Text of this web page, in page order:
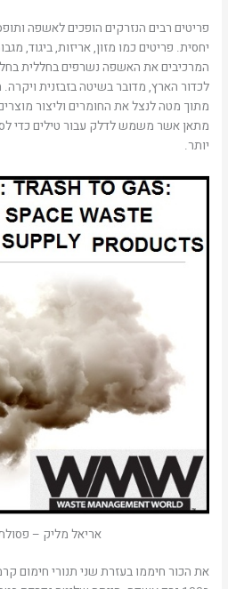
פריטים רבים הנזרקים הופכים לאשפה
יחסית. פריטים כמו מזון, אריזות, ביגוד,
המרכיבים את האשפה נשרפים בחללית
לכדור הארץ, מדובר בשיטה בזבזנית
מתוך מטה לנצל את החומרים וליצור
מתאן אשר משמש לדלק עבור טילים כדי
יותר.
אריאל מליק –
את הכור חיממו בעזרת שני תנורי חימום